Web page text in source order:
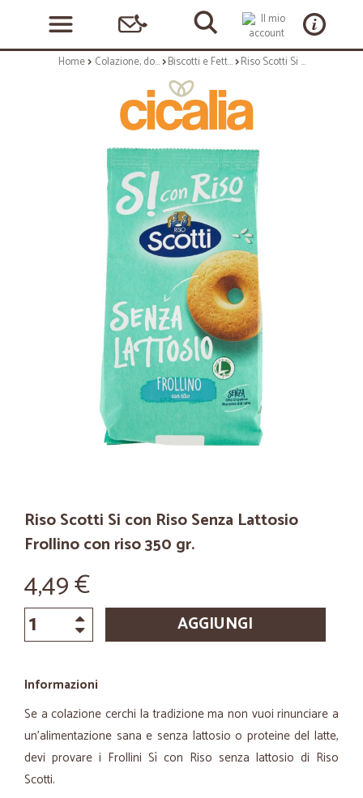
Home Colazione, dolciumi e snack Biscotti e Fette Biscottate Riso Scotti Si con Riso Senza Lattosio Frollino con riso 350 gr.
Riso Scotti Si con Riso Senza Lattosio
Frollino con riso 350 gr.
4,49 €
AGGIUNGI
Informazioni
Se a colazione cerchi la tradizione ma non vuoi rinunciare a
un’alimentazione sana e senza lattosio o proteine del latte,
devi provare i Frollini Sì con Riso senza lattosio di Riso
Scotti.